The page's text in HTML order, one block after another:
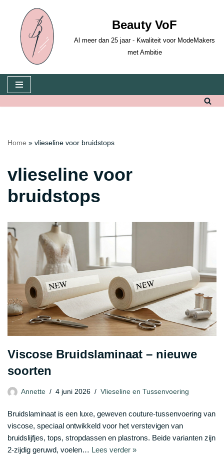
naar
inhoud
Beauty VoF
Al meer dan 25 jaar - Kwaliteit voor ModeMakers
met Ambitie
Home » vlieseline voor bruidstops
vlieseline voor
bruidstops
Viscose Bruidslaminaat – nieuwe
soorten
Annette 4 juni 2026 Vlieseline en Tussenvoering
Bruidslaminaat is een luxe, geweven couture‑tussenvoering van
viscose, speciaal ontwikkeld voor het verstevigen van
bruidslijfjes, tops, stropdassen en plastrons. Beide varianten zijn
2‑zijdig geruwd, voelen… Lees verder »